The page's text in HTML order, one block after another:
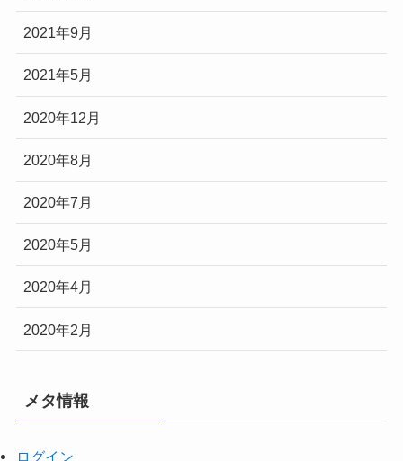
2021年9月
2021年5月
2020年12月
2020年8月
2020年7月
2020年5月
2020年4月
2020年2月
メタ情報
ログイン